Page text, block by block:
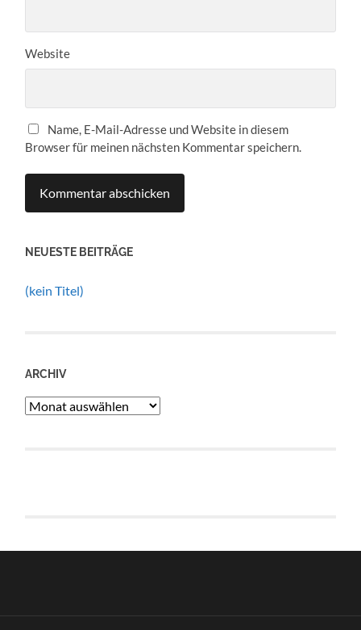
Website
Name, E-Mail-Adresse und Website in diesem
Browser für meinen nächsten Kommentar speichern.
NEUESTE BEITRÄGE
(kein Titel)
ARCHIV
Archiv